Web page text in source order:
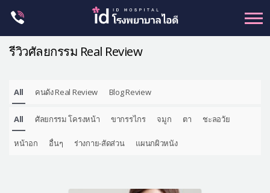
ศัลยกรรม โครงหน้า
ขากรรไกร
จมูก
รีวิวศัลยกรรม Real Review
All คนดัง Real Review Blog Review
All ศัลยกรรม โครงหน้า ขากรรไกร จมูก ตา ชะลอวัย
หน้าอก อื่นๆ ร่างกาย-สัดส่วน แผนกผิวหนัง